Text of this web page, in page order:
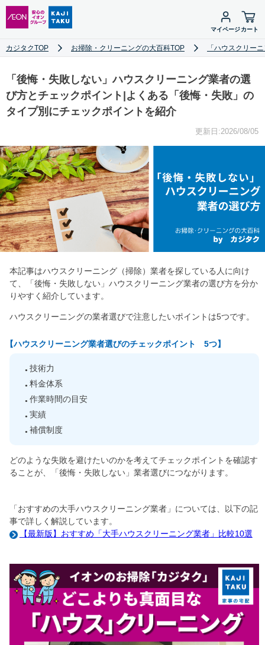
マイページカート
カジタクTOP お掃除・クリーニングの大百科TOP 「ハウスクリー
「後悔・失敗しない」ハウスクリーニング業者の選
び方とチェックポイント|よくある「後悔・失敗」の
タイプ別にチェックポイントを紹介
更新日:2026/08/05
本記事はハウスクリーニング（掃除）業者を探している人に向け
て、「後悔・失敗しない」ハウスクリーニング業者の選び方を分か
りやすく紹介しています。
ハウスクリーニングの業者選びで注意したいポイントは5つです。
【ハウスクリーニング業者選びのチェックポイント 5つ】
技術力
料金体系
作業時間の目安
実績
補償制度
どのような失敗を避けたいのかを考えてチェックポイントを確認す
ることが、「後悔・失敗しない」業者選びにつながります。
「おすすめの大手ハウスクリーニング業者」については、以下の記
事で詳しく解説しています。
【最新版】おすすめ「大手ハウスクリーニング業者」比較10選